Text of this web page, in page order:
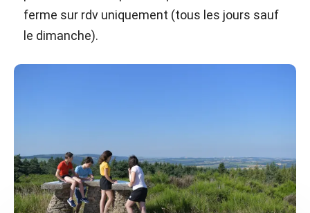
ferme sur rdv uniquement (tous les jours sauf
le dimanche).